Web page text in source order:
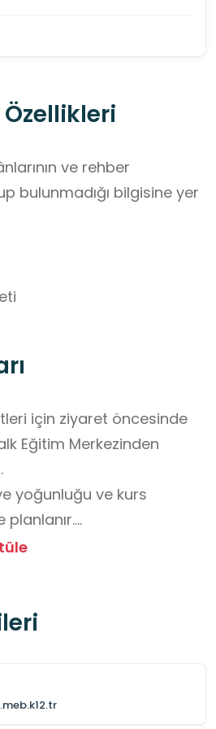
ve rehber
bulunmadığı bilgisine yer
için ziyaret öncesinde
Eğitim Merkezinden
yoğunluğu ve kurs
planlanır.
bağlı olarak
güvenlik için
kirlenme ihtimaline karşı